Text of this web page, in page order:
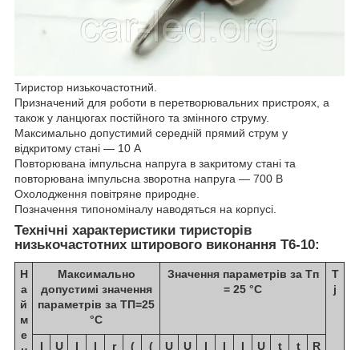
Тиристор низькочастотний.
Призначений для роботи в перетворювальних пристроях, а
також у ланцюгах постійного та змінного струму.
Максимально допустимий середній прямий струм у
відкритому стані — 10 А
Повторювана імпульсна напруга в закритому стані та
повторювана імпульсна зворотна напруга — 700 В
Охолодження повітряне природне.
Позначення типономіналу наводяться на корпусі.
Технічні характеристики тиристорів
низькочастотних штирового виконання Т6-10:
Н
а
й
м
е
Максимально
допустимі значення
параметрів за ТП=25
°C
Значення параметрів за Тп
= 25 °C
T
j
I
U
I
I
r
(
(
U
U
I
I
I
U
t
t
R